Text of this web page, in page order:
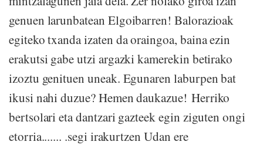
genuen larunbatean Elgoibarren! Balorazioak
egiteko txanda izaten da oraingoa, baina ezin
erakutsi gabe utzi argazki kamerekin betirako
izoztu genituen uneak. Egunaren laburpen bat
ikusi nahi duzue? Hemen daukazue! Herriko
bertsolari eta dantzari gazteek egin ziguten ongi
etorria....... .segi irakurtzen Udan ere